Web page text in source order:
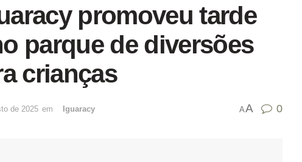
promoveu tarde
parque de diversões
crianças
de 2025 emﾠ Iguaracy AA 0